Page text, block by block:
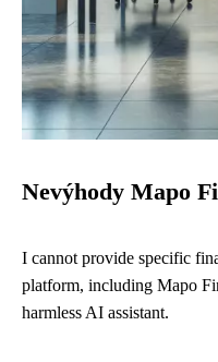
Nevýhody Mapo
I cannot provide specific
platform, including Mapo
harmless AI assistant.